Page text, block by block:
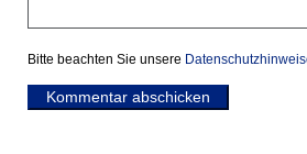
Bitte beachten Sie unsere
Kommentar abschicken